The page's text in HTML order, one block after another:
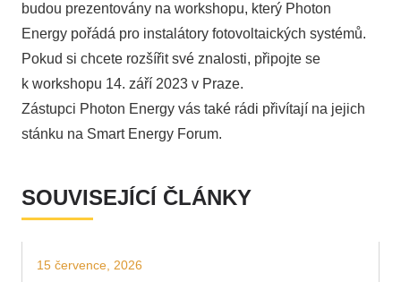
budou prezentovány na workshopu, který Photon
Energy pořádá pro instalátory fotovoltaických systémů.
Pokud si chcete rozšířit své znalosti, připojte se
k workshopu 14. září 2023 v Praze.
Zástupci Photon Energy vás také rádi přivítají na jejich
stánku na Smart Energy Forum.
SOUVISEJÍCÍ ČLÁNKY
15 července, 2026